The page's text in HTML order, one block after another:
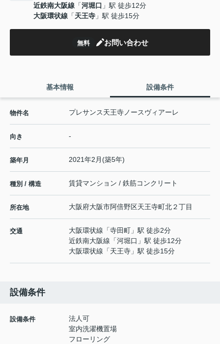
近鉄南大阪線 「河堀口 」駅 徒歩12分
大阪環状線 「天王寺 」駅 徒歩15分
無料 お問い合わせ
基本情報 設備条件
物件名 プレサンス天王寺ノースヴィアーレ
向き -
築年月 2021年2月(築5年)
種別 / 構造 賃貸マンション / 鉄筋コンクリート
所在地 大阪府大阪市阿倍野区天王寺町北２丁目
交通 大阪環状線 「寺田町 」駅 徒歩2分
近鉄南大阪線 「河堀口 」駅 徒歩12分
大阪環状線 「天王寺 」駅 徒歩15分
設備条件
設備条件
法人可
室内洗濯機置場
フローリング